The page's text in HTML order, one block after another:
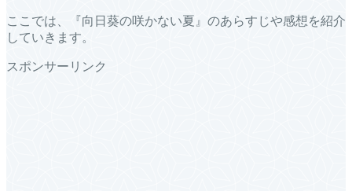
ここでは、『向日葵の咲かない夏』のあらすじや感想を紹介
していきます。
スポンサーリンク